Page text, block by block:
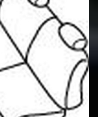
⑥Yellow
⑥Yellow
③Red
③Light gray
③Light gray